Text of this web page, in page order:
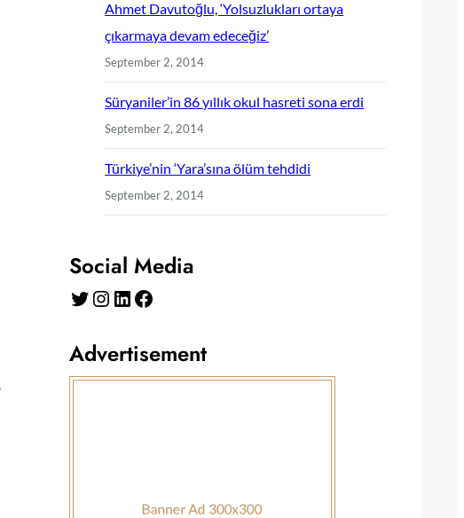
Ahmet Davutoğlu, ‘Yolsuzlukları ortaya
çıkarmaya devam edeceğiz’
September 2, 2014
Süryaniler’in 86 yıllık okul hasreti sona erdi
September 2, 2014
Türkiye’nin ‘Yara’sına ölüm tehdidi
September 2, 2014
Social Media
Twitter Instagram LinkedIn Facebook
Advertisement